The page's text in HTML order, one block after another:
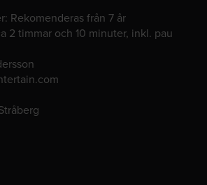
Rekomenderas från 7 år
2 timmar och 10 minuter, inkl. pau